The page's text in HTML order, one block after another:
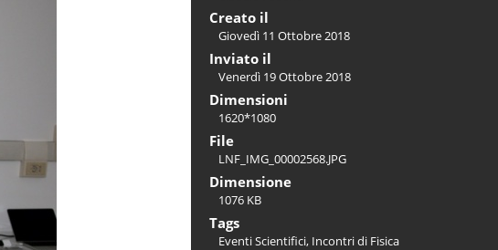
Creato il
Giovedì 11 Ottobre 2018
Inviato il
Venerdì 19 Ottobre 2018
Dimensioni
1620*1080
File
LNF_IMG_00002568.JPG
Dimensione
1076 KB
Tags
Eventi Scientifici, Incontri di Fisica